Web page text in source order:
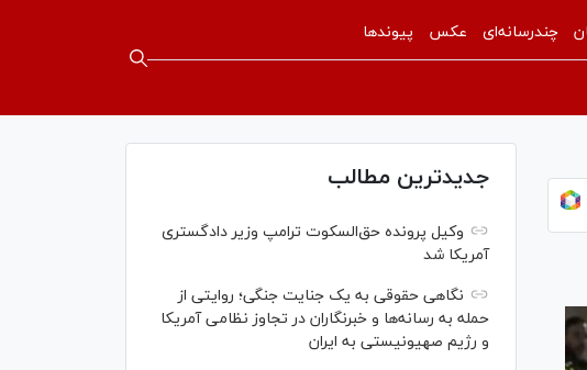
چندرسانه‌ای عکس پیوندها
جدیدترین مطالب
وکیل پرونده حق‌السکوت ترامپ وزیر دادگستری
آمریکا شد
نگاهی حقوقی به یک جنایت جنگی؛ روایتی از
حمله به رسانه‌ها و خبرنگاران در تجاوز نظامی آمریکا
و رژیم صهیونیستی به ایران